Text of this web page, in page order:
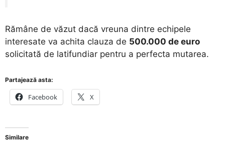
​Rămâne de văzut dacă vreuna dintre echipele
interesate va achita clauza de 500.000 de euro
solicitată de latifundiar pentru a perfecta mutarea.
Partajează asta:
Facebook X
Similare